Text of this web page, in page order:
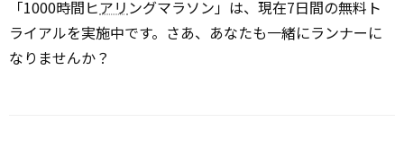
「1000時間ヒアリ ングマラソン」は、現在7日間の無料ト
ライアルを実施中です。さあ、あなたも一緒にランナーに
なりませんか？